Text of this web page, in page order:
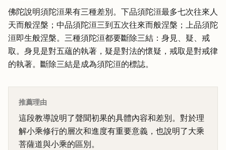
佛陀說明須陀洹果有三種差別。下品須陀洹最多七次往來人
天而般涅槃；中品須陀洹三到五次往來而般涅槃；上品須陀
洹即生般涅槃。三種須陀洹都要斷除三結：身見、疑、戒
取。身見是對五蘊的執著，疑是對法的懷疑，戒取是對戒律
的執著。斷除三結是成為須陀洹的標誌。
推薦理由
這段教導說明了聲聞初果的具體內容和差別。對於理
解小乘修行的層次和進度有重要意義，也說明了大乘
菩薩道與小乘的區別。